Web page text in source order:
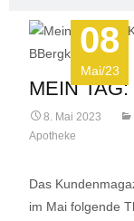
08
Mai/23
MEIN
8. Mai 2023
Apotheke
Das
im Mai folgende